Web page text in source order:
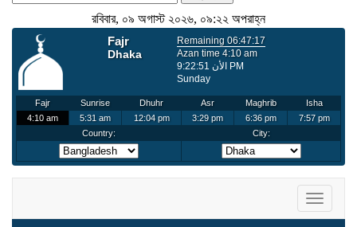
রবিবার, ০৯ অগাস্ট ২০২৬, ০৯:২২ অপরাহ্ন
Toggle